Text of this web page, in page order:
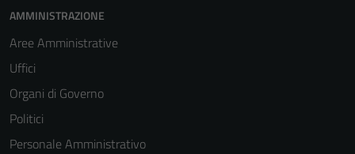
AMMINISTRAZIONE
Aree Amministrative
Uffici
Organi di Governo
Politici
Personale Amministrativo